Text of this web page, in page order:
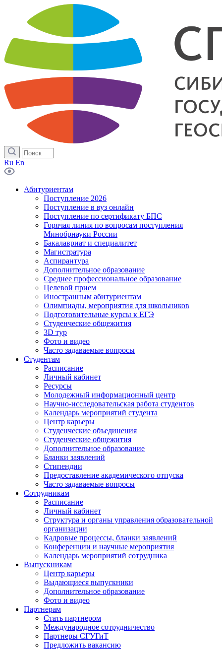
Ru En
Абитуриентам
Поступление 2026
Поступление в вуз онлайн
Поступление по сертификату БПС
Горячая линия по вопросам поступления
Минобрнауки России
Бакалавриат и специалитет
Магистратура
Аспирантура
Дополнительное образование
Среднее профессиональное образование
Целевой прием
Иностранным абитуриентам
Олимпиады, мероприятия для школьников
Подготовительные курсы к ЕГЭ
Студенческие общежития
3D тур
Фото и видео
Часто задаваемые вопросы
Студентам
Расписание
Личный кабинет
Ресурсы
Молодежный информационный центр
Научно-исследовательская работа студентов
Календарь мероприятий студента
Центр карьеры
Студенческие объединения
Студенческие общежития
Дополнительное образование
Бланки заявлений
Стипендии
Предоставление академического отпуска
Часто задаваемые вопросы
Сотрудникам
Расписание
Личный кабинет
Структура и органы управления образовательной
организации
Кадровые процессы, бланки заявлений
Конференции и научные мероприятия
Календарь мероприятий сотрудника
Выпускникам
Центр карьеры
Выдающиеся выпускники
Дополнительное образование
Фото и видео
Партнерам
Стать партнером
Международное сотрудничество
Партнеры СГУГиТ
Предложить вакансию